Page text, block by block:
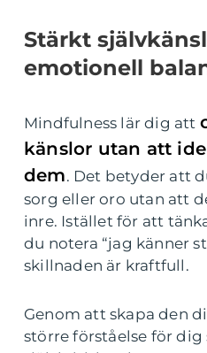
Stärkt
emotionell
Mindfulness lär dig att
känslor utan att
dem. Det betyder att
sorg eller oro utan att
inre. Istället för att
du notera “jag känner
skillnaden är kraftfull.
Genom att skapa den
större förståelse för